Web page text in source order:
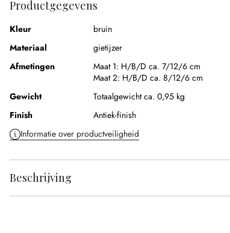
Productgegevens
Kleur
bruin
Materiaal
gietijzer
Afmetingen
Maat 1: H/B/D ca. 7/12/6 cm
Maat 2: H/B/D ca. 8/12/6 cm
Gewicht
Totaalgewicht ca. 0,95 kg
Finish
Antiek-finish
Informatie over productveiligheid
Beschrijving